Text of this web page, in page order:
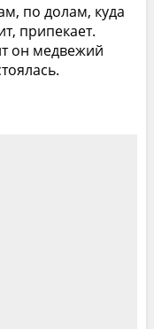
по долам, куда
припекает.
он медвежий